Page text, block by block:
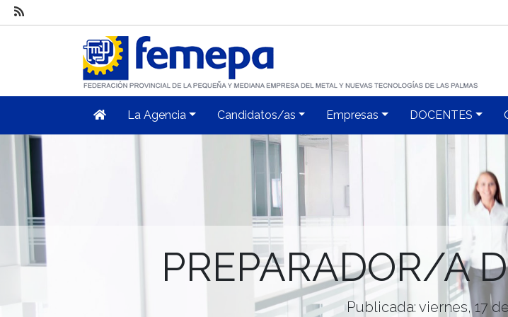
La Agencia Candidatos/as Empresas DOCENTES
PREPARADOR/A
Publicada: viernes, 17